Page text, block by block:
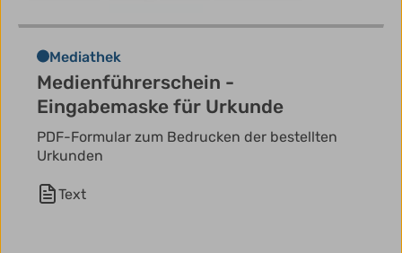
Mediathek
Medienführerschein -
Eingabemaske für Urkunde
PDF-Formular zum Bedrucken der bestellten
Urkunden
Text